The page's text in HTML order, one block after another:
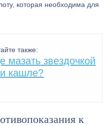
которая необходима для
также:
мазать звездочкой
кашле?
к